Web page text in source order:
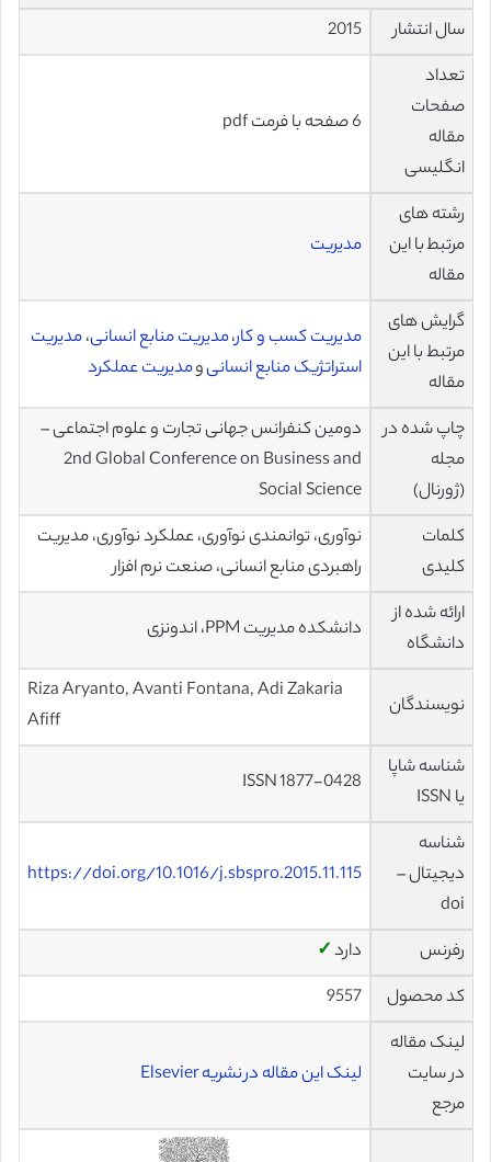
سال انتشار
2015
تعداد
صفحات
مقاله
انگلیسی
6 صفحه با فرمت pdf
رشته های
مرتبط با این
مقاله
مدیریت
گرایش های
مرتبط با این
مقاله
مدیریت کسب و کار،مدیریت منابع انسانی،مدیریت
استراتژیک منابع انسانیومدیریت عملکرد
چاپ شده در
مجله
(ژورنال)
دومین کنفرانس جهانی تجارت و علوم اجتماعی –
2nd Global Conference on Business and
Social Science
کلمات
کلیدی
نوآوری، توانمندی نوآوری، عملکرد نوآوری، مدیریت
راهبردی منابع انسانی، صنعت نرم افزار
ارائه شده از
دانشگاه
دانشکده مديريت PPM، اندونزی
نویسندگان
Riza Aryanto, Avanti Fontana, Adi Zakaria
Afiff
شناسه شاپا
یا ISSN
ISSN 1877-0428
شناسه
دیجیتال –
doi
https://doi.org/10.1016/j.sbspro.2015.11.115
رفرنس دارد✓
کد محصول
9557
لینک مقاله
در سایت
مرجع
لینک این مقاله در نشریه Elsevier